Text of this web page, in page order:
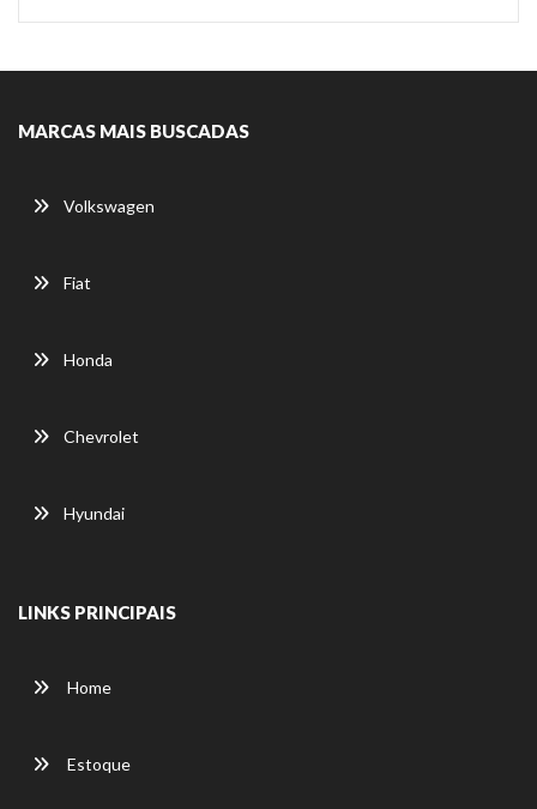
MARCAS MAIS BUSCADAS
Volkswagen
Fiat
Honda
Chevrolet
Hyundai
LINKS PRINCIPAIS
Home
Estoque